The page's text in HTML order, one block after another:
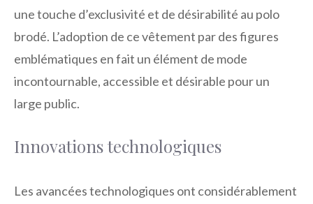
une touche d’exclusivité et de désirabilité au polo
brodé. L’adoption de ce vêtement par des figures
emblématiques en fait un élément de mode
incontournable, accessible et désirable pour un
large public.
Innovations technologiques
Les avancées technologiques ont considérablement